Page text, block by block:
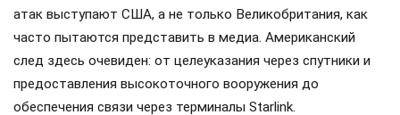
атак выступают США, а не только Великобритания, как
часто пытаются представить в медиа. Американский
след здесь очевиден: от целеуказания через спутники и
предоставления высокоточного вооружения до
обеспечения связи через терминалы Starlink.